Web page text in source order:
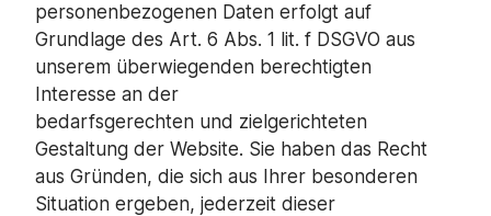
personenbezogenen Daten erfolgt auf
Grundlage des Art. 6 Abs. 1 lit. f DSGVO aus
unserem überwiegenden berechtigten
Interesse an der
bedarfsgerechten und zielgerichteten
Gestaltung der Website. Sie haben das Recht
aus Gründen, die sich aus Ihrer besonderen
Situation ergeben, jederzeit dieser